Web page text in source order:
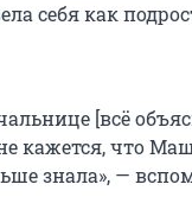
себя как
[всё
кажется, что
знала», —